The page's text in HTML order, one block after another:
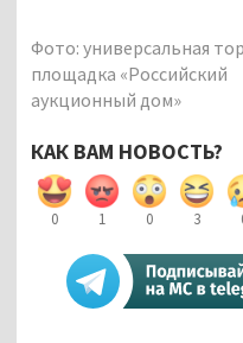
Фото: универсальная
площадка «Российский
аукционный дом»
КАК ВАМ НОВОСТЬ?
0 1 0 3